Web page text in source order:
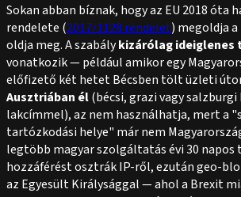
Sokan abban bíznak, hogy az EU 2018
rendelete (2017/1128 rendelet) megoldja
oldja meg. A szabálykizárólag
vonatkozik — például amikor egy
előfizető két hetet Bécsben tölt üzleti
Ausztriában él(bécsi, grazi vagy
lakcímmel), az nem használhatja, mert a
tartózkodási helye" már nem
legtöbb magyar szolgáltatás évi 30 napos
hozzáférést osztrák IP-ről, ezután geo-
az Egyesült Királysággal — ahol a Brexit